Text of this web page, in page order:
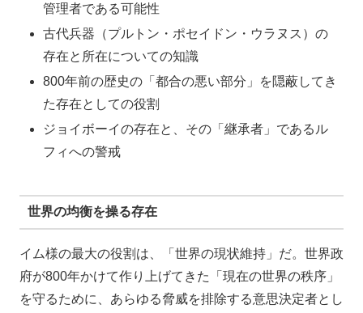
管理者である可能性
古代兵器（プルトン・ポセイドン・ウラヌス）の
存在と所在についての知識
800年前の歴史の「都合の悪い部分」を隠蔽してき
た存在としての役割
ジョイボーイの存在と、その「継承者」であるル
フィへの警戒
世界の均衡を操る存在
イム様の最大の役割は、「世界の現状維持」だ。世界政
府が800年かけて作り上げてきた「現在の世界の秩序」
を守るために、あらゆる脅威を排除する意思決定者とし